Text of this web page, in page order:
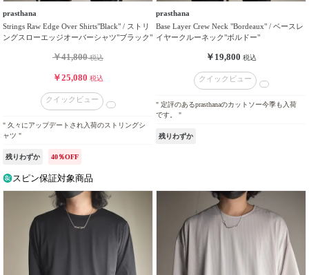
prasthana
Strings Raw Edge Over Shirts"Black" / ストリ
ングスローエッジオーバーシャツ"ブラック"
￥41,800税込
￥25,080 税込
クイックビュー
" 久々にアップデートされ入荷のストリングシ
ャツ "
残りわずか 40％OFF
スピン保証対象商品
prasthana
Base Layer Crew Neck "Bordeaux" / ベースレ
イヤークルーネック"ボルドー"
￥19,800 税込
クイックビュー
" 定評のあるprasthanaのカットソー今季も入荷
です。 "
残りわずか